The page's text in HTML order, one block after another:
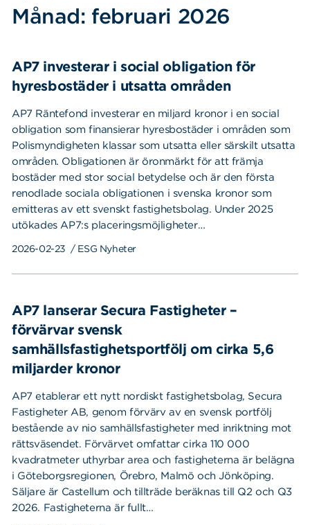
Månad: februari 2026
AP7 investerar i social obligation för
hyresbostäder i utsatta områden
AP7 Räntefond investerar en miljard kronor i en social
obligation som finansierar hyresbostäder i områden som
Polismyndigheten klassar som utsatta eller särskilt utsatta
områden. Obligationen är öronmärkt för att främja
bostäder med stor social betydelse och är den första
renodlade sociala obligationen i svenska kronor som
emitteras av ett svenskt fastighetsbolag. Under 2025
utökades AP7:s placeringsmöjligheter…
2026-02-23 / ESG Nyheter
AP7 lanserar Secura Fastigheter –
förvärvar svensk
samhällsfastighetsportfölj om cirka 5,6
miljarder kronor
AP7 etablerar ett nytt nordiskt fastighetsbolag, Secura
Fastigheter AB, genom förvärv av en svensk portfölj
bestående av nio samhällsfastigheter med inriktning mot
rättsväsendet. Förvärvet omfattar cirka 110 000
kvadratmeter uthyrbar area och fastigheterna är belägna
i Göteborgsregionen, Örebro, Malmö och Jönköping.
Säljare är Castellum och tillträde beräknas till Q2 och Q3
2026. Fastigheterna är fullt…
Sök på sidan:Sök
efter: